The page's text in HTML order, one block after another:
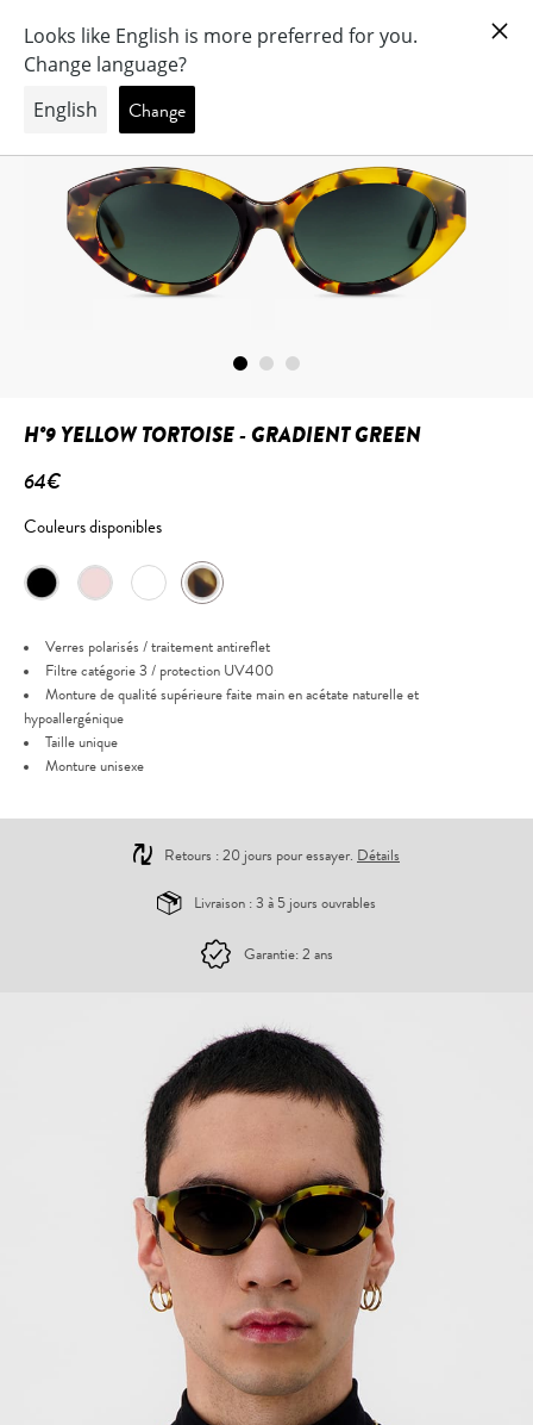
H°9 YELLOW TORTOISE - GRADIENT GREEN
64€
Couleurs disponibles
Verres polarisés / traitement antireflet
Filtre catégorie 3 / protection UV400
Monture de qualité supérieure faite main en acétate naturelle et
hypoallergénique
Taille unique
Monture unisexe
Retours : 20 jours pour essayer. Détails
Livraison : 3 à 5 jours ouvrables
Garantie: 2 ans